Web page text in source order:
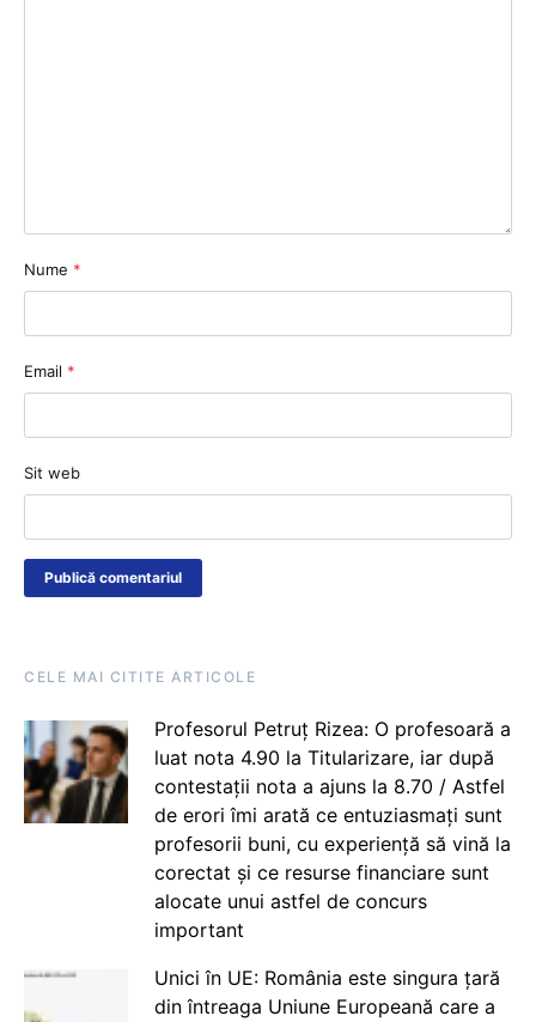
Nume *
Email *
Sit web
CELE MAI CITITE ARTICOLE
Profesorul Petruț Rizea: O profesoară a
luat nota 4.90 la Titularizare, iar după
contestații nota a ajuns la 8.70 / Astfel
de erori îmi arată ce entuziasmați sunt
profesorii buni, cu experiență să vină la
corectat și ce resurse financiare sunt
alocate unui astfel de concurs
important
Unici în UE: România este singura țară
din întreaga Uniune Europeană care a